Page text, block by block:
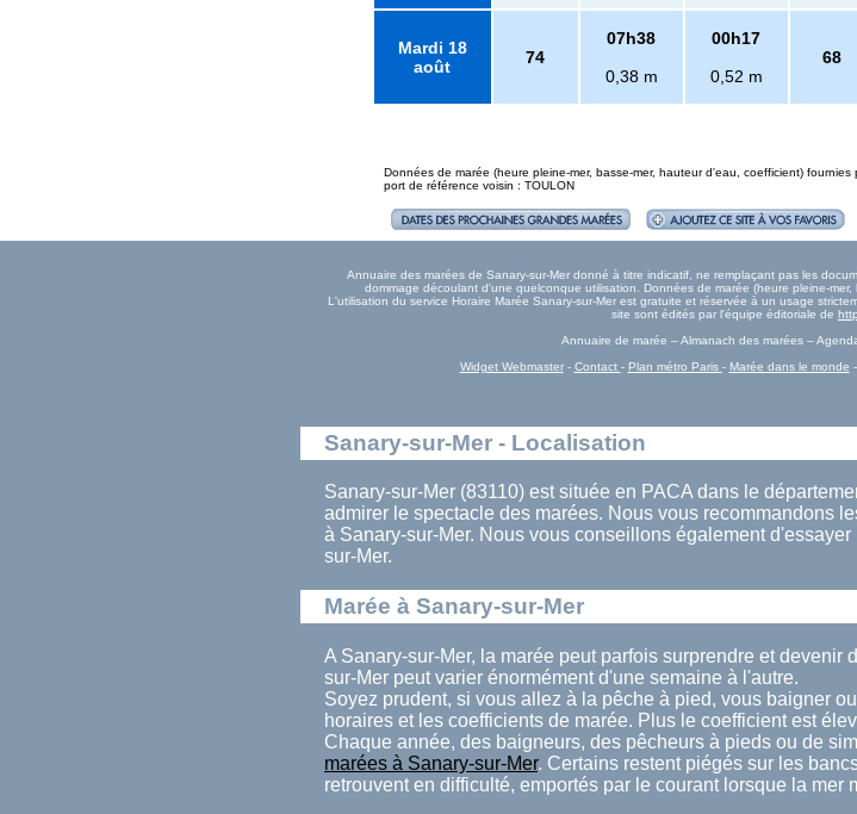
Mardi 18
août
74
07h38
0,38 m
00h17
0,52 m
68
Données de marée (heure pleine-mer, basse-mer, hauteur d'eau, coefficient) fournies
port de référence voisin : TOULON
Annuaire des marées de Sanary-sur-Mer donné à titre indicatif, ne remplaçant pas les
dommage découlant d'une quelconque utilisation. Données de marée (heure pleine-
L'utilisation du service Horaire Marée Sanary-sur-Mer est gratuite et réservée à un usage
site sont édités par l'équipe éditoriale de
Annuaire de marée – Almanach des marées –
Widget Webmaster- Contact - Plan métro Paris - Marée dans le monde -
Sanary-sur-Mer - Localisation
Sanary-sur-Mer (83110) est située en PACA dans le
admirer le spectacle des marées. Nous vous recommandons
à Sanary-sur-Mer. Nous vous conseillons également
sur-Mer.
Marée à Sanary-sur-Mer
A Sanary-sur-Mer, la marée peut parfois surprendre et
sur-Mer peut varier énormément d'une semaine à l'autre.
Soyez prudent, si vous allez à la pêche à pied, vous baigner
horaires et les coefficients de marée. Plus le coefficient est
Chaque année, des baigneurs, des pêcheurs à pieds ou de
marées à Sanary-sur-Mer. Certains restent piégés sur les
retrouvent en difficulté, emportés par le courant lorsque la mer